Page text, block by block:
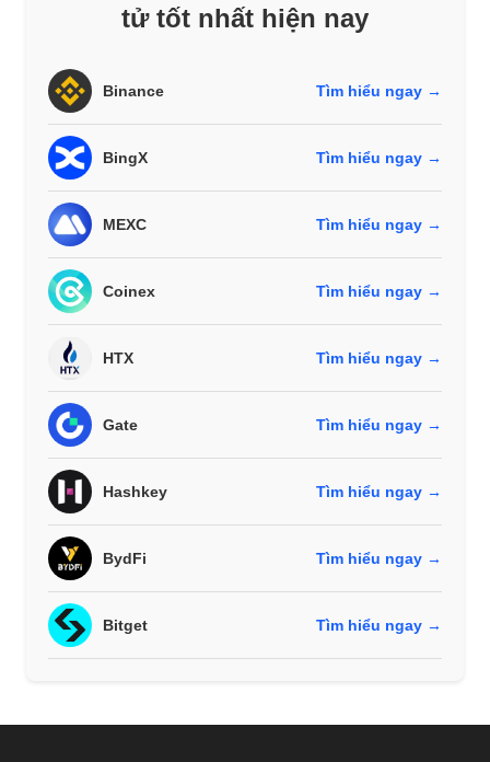
tử tốt nhất hiện nay
Binance Tìm hiểu ngay →
BingX Tìm hiểu ngay →
MEXC Tìm hiểu ngay →
Coinex Tìm hiểu ngay →
HTX Tìm hiểu ngay →
Gate Tìm hiểu ngay →
Hashkey Tìm hiểu ngay →
BydFi Tìm hiểu ngay →
Bitget Tìm hiểu ngay →